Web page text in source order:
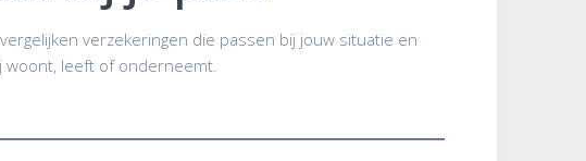
verzekeringen die passen bij jouw situatie en
woont, leeft of onderneemt.